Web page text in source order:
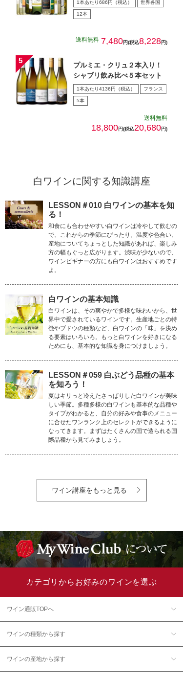
1本あたり686円（税込） 世界各国
12本
送料無料 7,480円(税込8,228円)
プルミエ・クリュ２本入り！
シャブリ飲み比べ５本セット
1本あたり4136円（税込） フランス
5本
送料無料
18,800円(税込20,680円)
白ワインに関する知識講座
LESSON＃010 白ワインの基本を知
る！
和食にも合わせやすい白ワインは冷やして飲むの
で、これからの季節にぴったり。温度や色合い、
産地についてちょっとした知識があれば、楽しみ
方の幅もぐっと広がります。渋味が少ないので、
ワインビギナーの方にも白ワインはおすすめです
よ。
白ワインの基本知識
白ワインは、その爽やかで多様な味わいから、世
界中で愛されているワインです。生産地ごとの特
徴やブドウの種類など、白ワインの「味」を決め
る要素はいろいろ。もっと白ワインを好きになる
ためにも、基本的な知識を身につけましょう。
LESSON＃059 白ぶどう品種の基本
を知ろう！
夏はキリっと冷えたさっぱりした白ワインが美味
しい季節。多種多様の白ワインも基本的な品種や
タイプがわかると、自分の好みや食事のメニュー
に合せたワンランク上のセレクトができるように
なってきます。まずはたくさんの国で造られる国
際品種から見てみましょう。
ワイン講座をもっと見る
カテゴリからお好みのワインを選ぶ
ワイン通販TOPへ
ワインの種類から探す
ワインの産地から探す